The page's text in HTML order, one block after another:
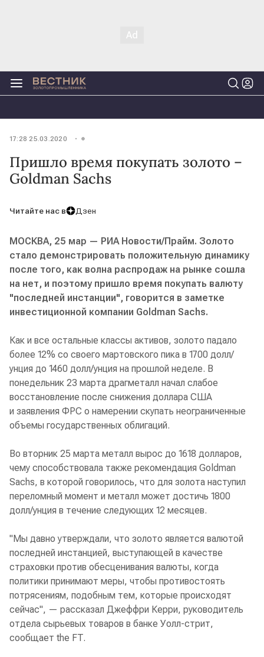
17:28 25.03.2020
Пришло время покупать золото –
Goldman Sachs
Читайте нас в Дзен
МОСКВА, 25 мар — РИА Новости/Прайм. Золото
стало демонстрировать положительную динамику
после того, как волна распродаж на рынке сошла
на нет, и поэтому пришло время покупать валюту
"последней инстанции", говорится в заметке
инвестиционной компании Goldman Sachs.
Как и все остальные классы активов, золото падало
более 12% со своего мартовского пика в 1700 долл/
унция до 1460 долл/унция на прошлой неделе. В
понедельник 23 марта драгметалл начал слабое
восстановление после снижения доллара США
и заявления ФРС о намерении скупать неограниченные
объемы государственных облигаций.
Во вторник 25 марта металл вырос до 1618 долларов,
чему способствовала также рекомендация Goldman
Sachs, в которой говорилось, что для золота наступил
переломный момент и металл может достичь 1800
долл/унция в течение следующих 12 месяцев.
"Мы давно утверждали, что золото является валютой
последней инстанцией, выступающей в качестве
страховки против обесценивания валюты, когда
политики принимают меры, чтобы противостоять
потрясениям, подобным тем, которые происходят
сейчас", — рассказал Джеффри Керри, руководитель
отдела сырьевых товаров в банке Уолл-стрит,
сообщает the FT.